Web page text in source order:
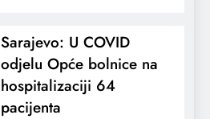
Sarajevo: U COVID
odjelu Opće bolnice na
hospitalizaciji 64
pacijenta